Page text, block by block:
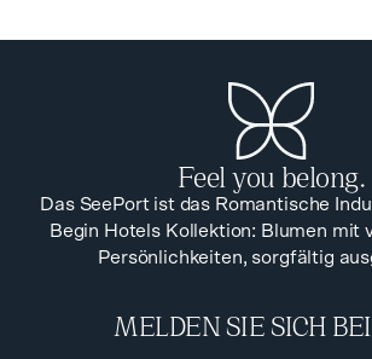
Feel you belong.
Das SeePort ist das Romantische
Begin Hotels Kollektion: Blumen mit
Persönlichkeiten, sorgfältig
MELDEN SIE SICH